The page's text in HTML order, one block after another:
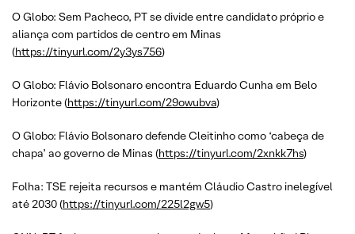
O Globo: Sem Pacheco, PT se divide entre candidato próprio e
aliança com partidos de centro em Minas
(https://tinyurl.com/2y3ys756)
O Globo: Flávio Bolsonaro encontra Eduardo Cunha em Belo
Horizonte (https://tinyurl.com/29owubva)
O Globo: Flávio Bolsonaro defende Cleitinho como ‘cabeça de
chapa’ ao governo de Minas (https://tinyurl.com/2xnkk7hs)
Folha: TSE rejeita recursos e mantém Cláudio Castro inelegível
até 2030 (https://tinyurl.com/225l2gw5)